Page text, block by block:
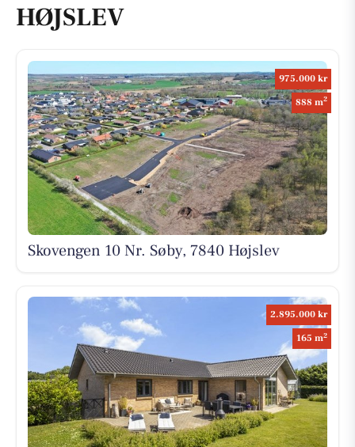
HØJSLEV
975.000 kr
888 m2
Skovengen 10 Nr. Søby, 7840 Højslev
2.895.000 kr
165 m2